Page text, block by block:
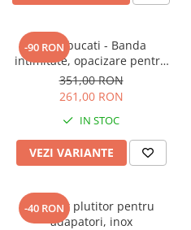
-90 RON
Set 9 bucati - Banda
intimitate, opacizare pentru
gard bordurat / balcon, din
polietilena
351,00 RON
261,00 RON
IN STOC
VEZI VARIANTE
-40 RON
Robinet plutitor pentru
adapatori, inox